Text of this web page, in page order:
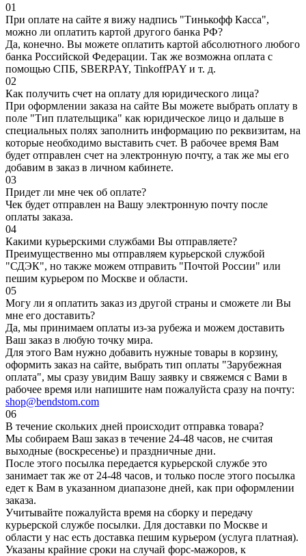
01
При оплате на сайте я вижу надпись "Тинькофф Касса",
можно ли оплатить картой другого банка РФ?
Да, конечно. Вы можете оплатить картой абсолютного любого
банка Российской Федерации. Так же возможна оплата с
помощью СПБ, SBERPAY, TinkoffPAY и т. д.
02
Как получить счет на оплату для юридического лица?
При оформлении заказа на сайте Вы можете выбрать оплату в
поле "Тип плательщика" как юридическое лицо и дальше в
специальных полях заполнить информацию по реквизитам, на
которые необходимо выставить счет. В рабочее время Вам
будет отправлен счет на электронную почту, а так же мы его
добавим в заказ в личном кабинете.
03
Придет ли мне чек об оплате?
Чек будет отправлен на Вашу электронную почту после
оплаты заказа.
04
Какими курьерскими службами Вы отправляете?
Преимущественно мы отправляем курьерской службой
"СДЭК", но также можем отправить "Почтой России" или
пешим курьером по Москве и области.
05
Могу ли я оплатить заказ из другой страны и сможете ли Вы
мне его доставить?
Да, мы принимаем оплаты из-за рубежа и можем доставить
Ваш заказ в любую точку мира.
Для этого Вам нужно добавить нужные товары в корзину,
оформить заказ на сайте, выбрать тип оплаты "Зарубежная
оплата", мы сразу увидим Вашу заявку и свяжемся с Вами в
рабочее время или напишите нам пожалуйста сразу на почту:
shop@bendstom.com
06
В течение скольких дней происходит отправка товара?
Мы собираем Ваш заказ в течение 24-48 часов, не считая
выходные (воскресенье) и праздничные дни.
После этого посылка передается курьерской службе это
занимает так же от 24-48 часов, и только после этого посылка
едет к Вам в указанном диапазоне дней, как при оформлении
заказа.
Учитывайте пожалуйста время на сборку и передачу
курьерской службе посылки. Для доставки по Москве и
области у нас есть доставка пешим курьером (услуга платная).
Указаны крайние сроки на случай форс-мажоров, к